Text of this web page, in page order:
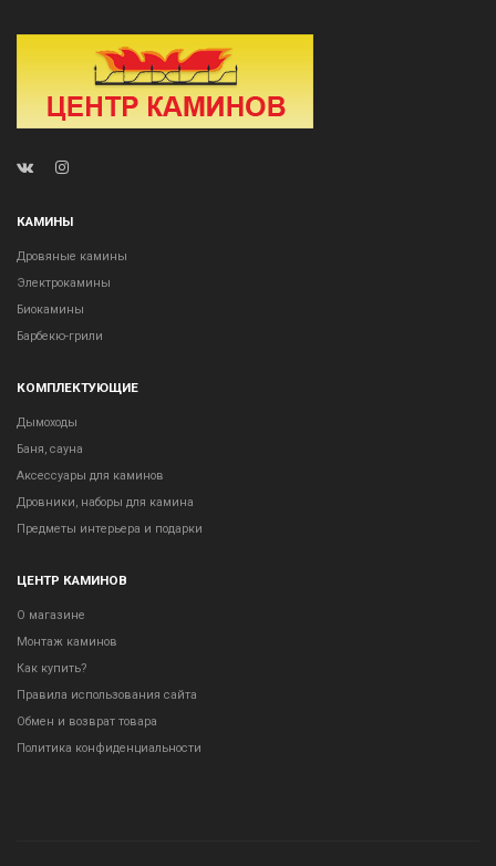
КАМИНЫ
Дровяные камины
Электрокамины
Биокамины
Барбекю-грили
КОМПЛЕКТУЮЩИЕ
Дымоходы
Баня, сауна
Аксессуары для каминов
Дровники, наборы для камина
Предметы интерьера и подарки
ЦЕНТР КАМИНОВ
О магазине
Монтаж каминов
Как купить?
Правила использования сайта
Обмен и возврат товара
Политика конфиденциальности